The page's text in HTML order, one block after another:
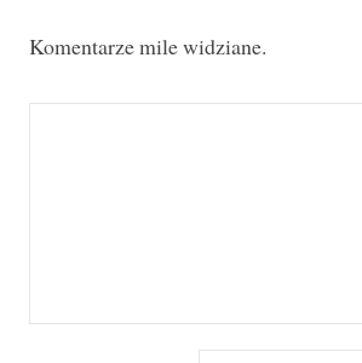
Komentarze mile widziane.